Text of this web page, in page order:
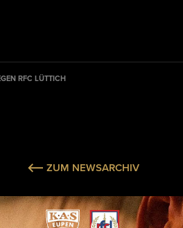
RFC LÜTTICH
ZUM NEWSARCHIV